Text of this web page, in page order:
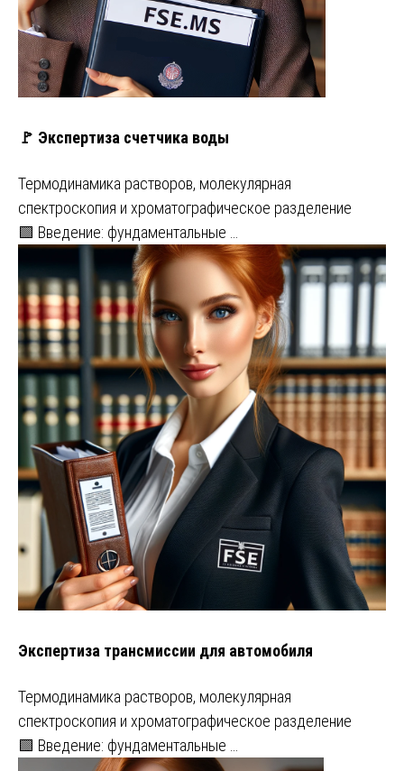
🚩 Экспертиза счетчика воды
Термодинамика растворов, молекулярная
спектроскопия и хроматографическое разделение
🟩 Введение: фундаментальные …
Экспертиза трансмиссии для автомобиля
Термодинамика растворов, молекулярная
спектроскопия и хроматографическое разделение
🟩 Введение: фундаментальные …